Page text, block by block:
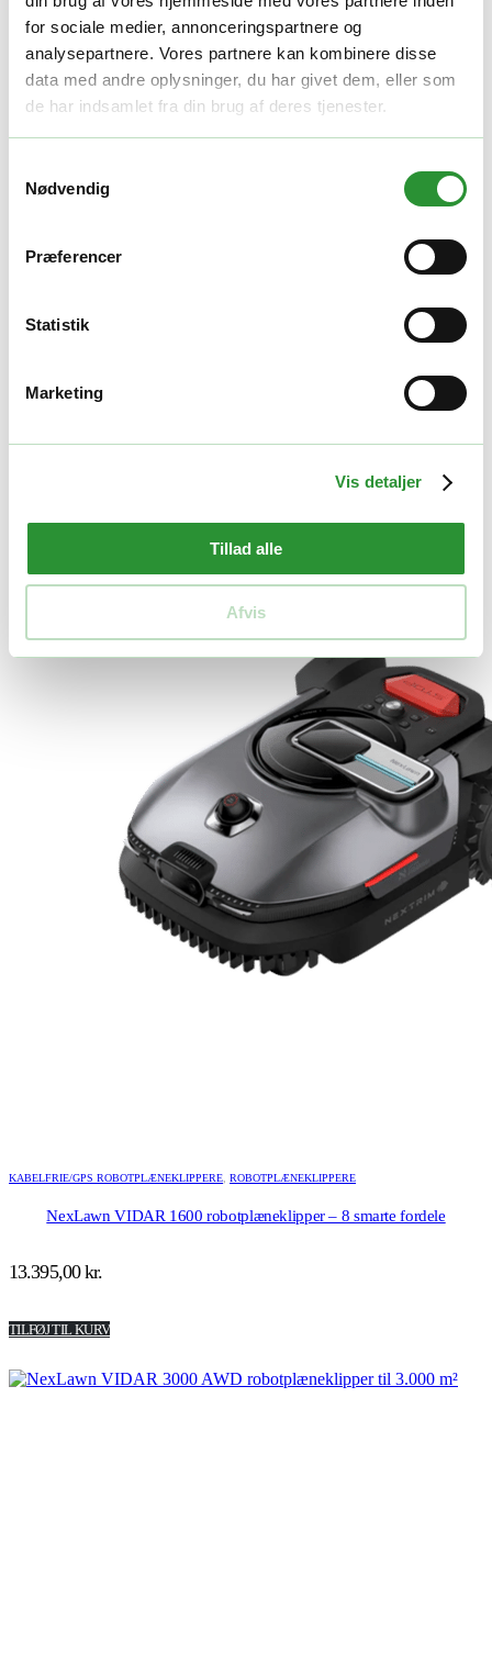
for sociale medier, annonceringspartnere og
analysepartnere. Vores partnere kan kombinere disse
data med andre oplysninger, du har givet dem, eller som
de har indsamlet fra din brug af deres tjenester.
Nødvendig
Præferencer
Statistik
Marketing
Vis detaljer
Tillad alle
Afvis
NexLawn Garage Stor – 5 fordele til 2 AWD-modeller
1.995,00kr.
TILFØJ TIL KURV
KABELFRIE/GPS ROBOTPLÆNEKLIPPERE ROBOTPLÆNEKLIPPERE
NexLawn VIDAR 1600 robotplæneklipper – 8 smarte fordele
13.395,00kr.
TILFØJ TIL KURV